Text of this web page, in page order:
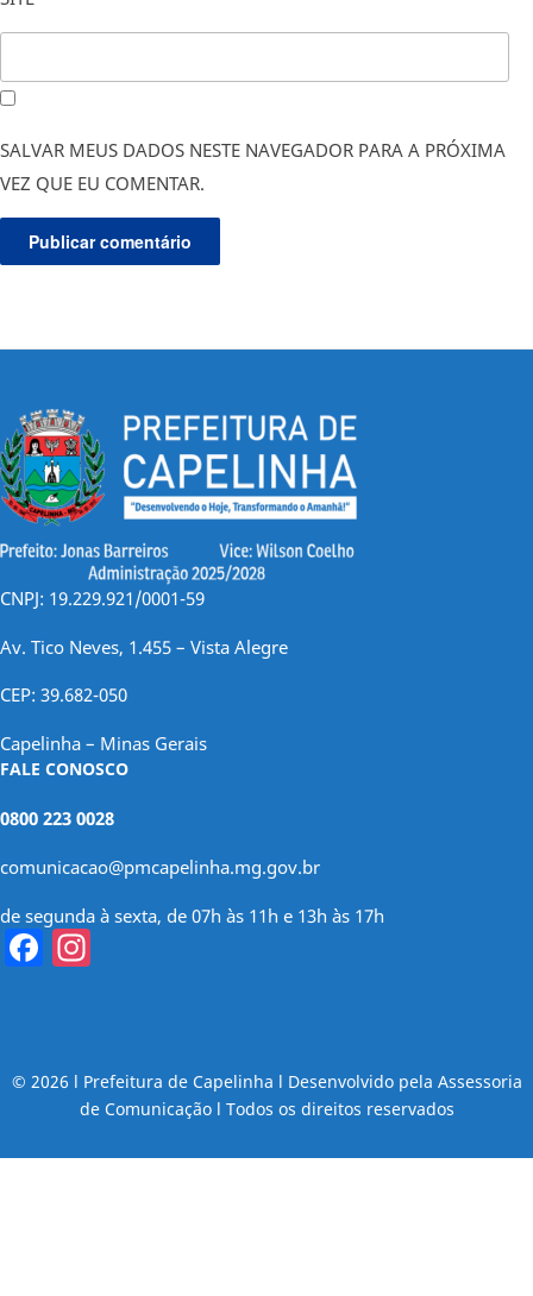
SALVAR MEUS DADOS NESTE NAVEGADOR PARA A PRÓXIMA
VEZ QUE EU COMENTAR.
CNPJ: 19.229.921/0001-59
Av. Tico Neves, 1.455 – Vista Alegre
CEP: 39.682-050
Capelinha – Minas Gerais
FALE CONOSCO
0800 223 0028
comunicacao@pmcapelinha.mg.gov.br
de segunda à sexta, de 07h às 11h e 13h às 17h
Facebook
© 2026 l Prefeitura de Capelinha l Desenvolvido pela Assessoria
de Comunicação l Todos os direitos reservados